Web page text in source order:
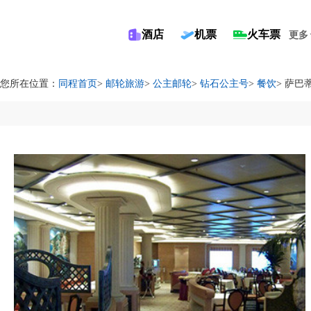
酒店 机票 火车票 更多
您所在位置： 同程首页> 邮轮旅游> 公主邮轮> 钻石公主号> 餐饮> 萨巴